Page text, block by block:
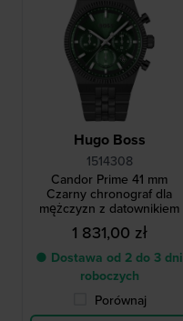
Hugo Boss
1514308
Candor Prime 41 mm
Czarny chronograf dla
mężczyzn z datownikiem
1 831,00 zł
● Dostawa od 2 do 3 dni
roboczych
Porównaj